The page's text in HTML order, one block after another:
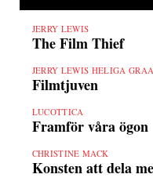
JERRY LEWIS
The Film Thief
JERRY LEWIS HELIGA
Filmtjuven
LUCOTTICA
Framför våra ögon
CHRISTINE MACK
Konsten att dela